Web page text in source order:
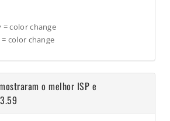
=color change
color change
o melhor ISP e